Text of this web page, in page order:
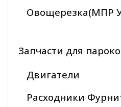
Овощерезка(МПР
Запчасти для
Двигатели
Расходники